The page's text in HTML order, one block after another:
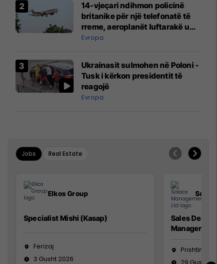
14-vjeçari ndihmon policinë
britanike për një telefonatë të
rreme, aeroplanët luftarakë u
ngritën në ajër për të
Mançesterit
Evropa
Ukrainasit sulmohen në Poloni -
Tusk i kërkon presidentit të
reagojë
Evropa
Jobs Real Estate
Elkos Group
Specialist Mishi (Kasap)
Ferizaj
3 Gusht 2026
Sales
Manager
Prishtinë